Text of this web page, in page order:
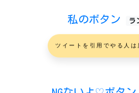
私のボタン ラ
ツイートを引用でやる人は